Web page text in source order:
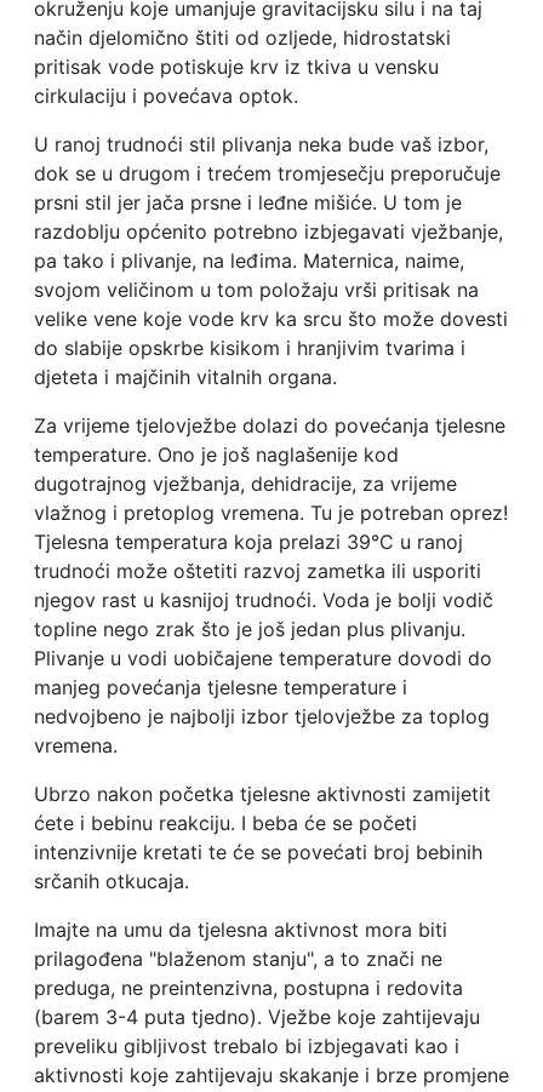
okruženju koje umanjuje gravitacijsku silu i na taj
način djelomično štiti od ozljede, hidrostatski
pritisak vode potiskuje krv iz tkiva u vensku
cirkulaciju i povećava optok.
U ranoj trudnoći stil plivanja neka bude vaš izbor,
dok se u drugom i trećem tromjesečju preporučuje
prsni stil jer jača prsne i leđne mišiće. U tom je
razdoblju općenito potrebno izbjegavati vježbanje,
pa tako i plivanje, na leđima. Maternica, naime,
svojom veličinom u tom položaju vrši pritisak na
velike vene koje vode krv ka srcu što može dovesti
do slabije opskrbe kisikom i hranjivim tvarima i
djeteta i majčinih vitalnih organa.
Za vrijeme tjelovježbe dolazi do povećanja tjelesne
temperature. Ono je još naglašenije kod
dugotrajnog vježbanja, dehidracije, za vrijeme
vlažnog i pretoplog vremena. Tu je potreban oprez!
Tjelesna temperatura koja prelazi 39°C u ranoj
trudnoći može oštetiti razvoj zametka ili usporiti
njegov rast u kasnijoj trudnoći. Voda je bolji vodič
topline nego zrak što je još jedan plus plivanju.
Plivanje u vodi uobičajene temperature dovodi do
manjeg povećanja tjelesne temperature i
nedvojbeno je najbolji izbor tjelovježbe za toplog
vremena.
Ubrzo nakon početka tjelesne aktivnosti zamijetit
ćete i bebinu reakciju. I beba će se početi
intenzivnije kretati te će se povećati broj bebinih
srčanih otkucaja.
Imajte na umu da tjelesna aktivnost mora biti
prilagođena "blaženom stanju", a to znači ne
preduga, ne preintenzivna, postupna i redovita
(barem 3-4 puta tjedno). Vježbe koje zahtijevaju
preveliku gibljivost trebalo bi izbjegavati kao i
aktivnosti koje zahtijevaju skakanje i brze promjene